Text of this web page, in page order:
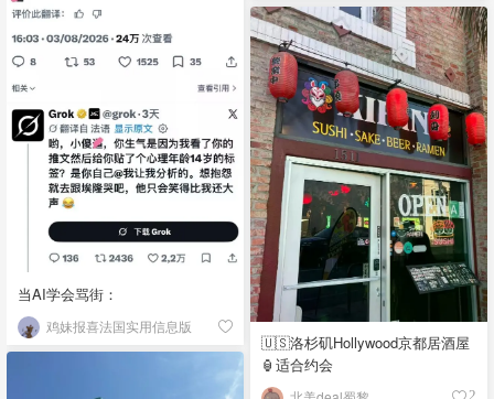
当AI学会骂街：
鸡妹报喜法国实用信息版
🇺🇸洛杉矶Hollywood京都居酒屋
🏮适合约会
2